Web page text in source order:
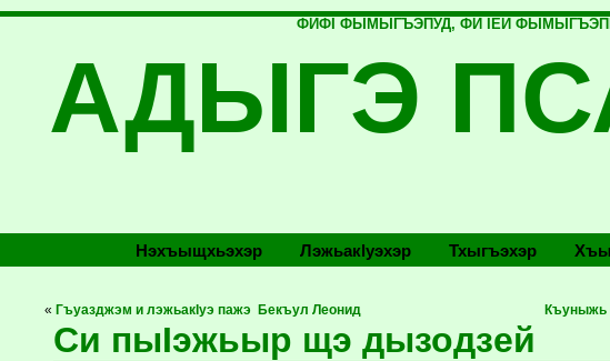
ФИФI ФЫМЫГЪЭПУД, ФИ IЕЙ
АДЫГЭ
Нэхъыщхьэхэр Лэжьакlуэхэр Тхыгъэхэр
« Гъуазджэм и лэжьакIуэ пажэ Бекъул Леонид Къуныжь
Си пыIэжьыр щэ дызодзей